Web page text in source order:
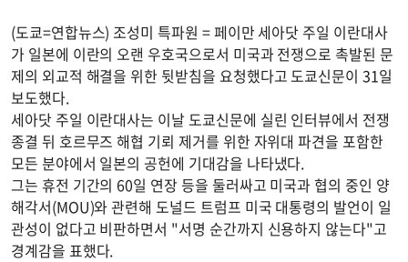
(도쿄=연합뉴스) 조성미 특파원 = 페이만 세아닷 주일 이란대사
가 일본에 이란의 오랜 우호국으로서 미국과 전쟁으로 촉발된 문
제의 외교적 해결을 위한 뒷받침을 요청했다고 도쿄신문이 31일
보도했다.
세아닷 주일 이란대사는 이날 도쿄신문에 실린 인터뷰에서 전쟁
종결 뒤 호르무즈 해협 기뢰 제거를 위한 자위대 파견을 포함한
모든 분야에서 일본의 공헌에 기대감을 나타냈다.
그는 휴전 기간의 60일 연장 등을 둘러싸고 미국과 협의 중인 양
해각서(MOU)와 관련해 도널드 트럼프 미국 대통령의 발언이 일
관성이 없다고 비판하면서 "서명 순간까지 신용하지 않는다"고
경계감을 표했다.